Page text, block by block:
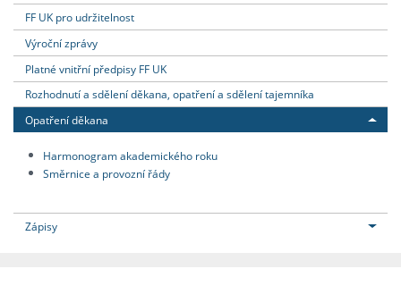
FF UK pro udržitelnost
Výroční zprávy
Platné vnitřní předpisy FF UK
Rozhodnutí a sdělení děkana, opatření a sdělení tajemníka
Opatření děkana
Harmonogram akademického roku
Směrnice a provozní řády
Zápisy